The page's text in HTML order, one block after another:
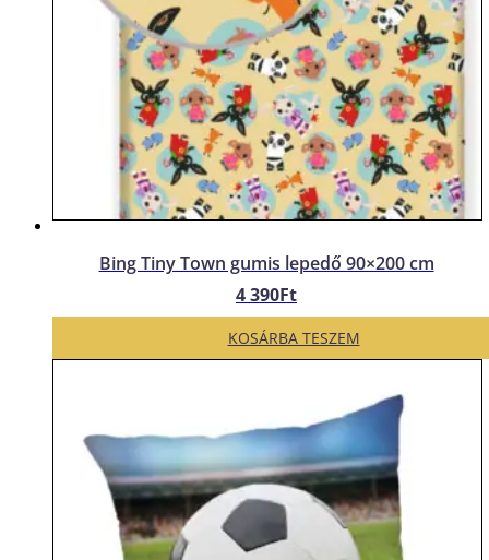
Bing Tiny Town gumis lepedő 90×200 cm
4 390Ft
KOSÁRBA TESZEM